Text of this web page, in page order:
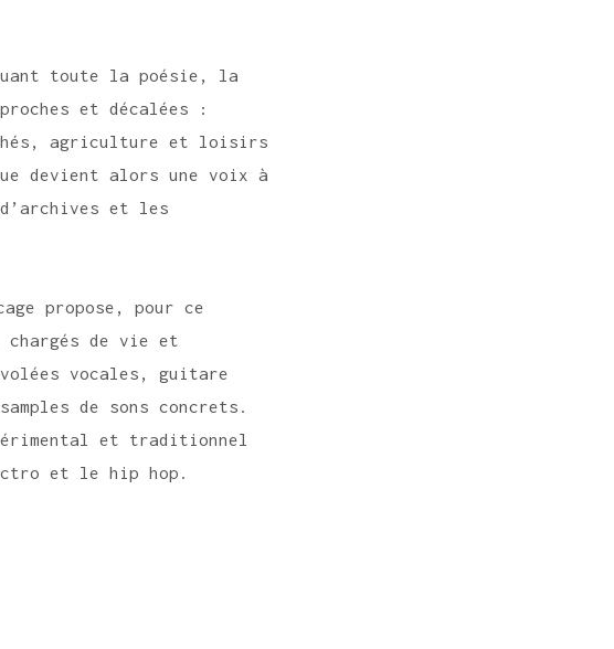
toute la poésie, la
et décalées :
agriculture et loisirs
devient alors une voix à
et les
propose, pour ce
chargés de vie et
vocales, guitare
de sons concrets.
et traditionnel
et le hip hop.